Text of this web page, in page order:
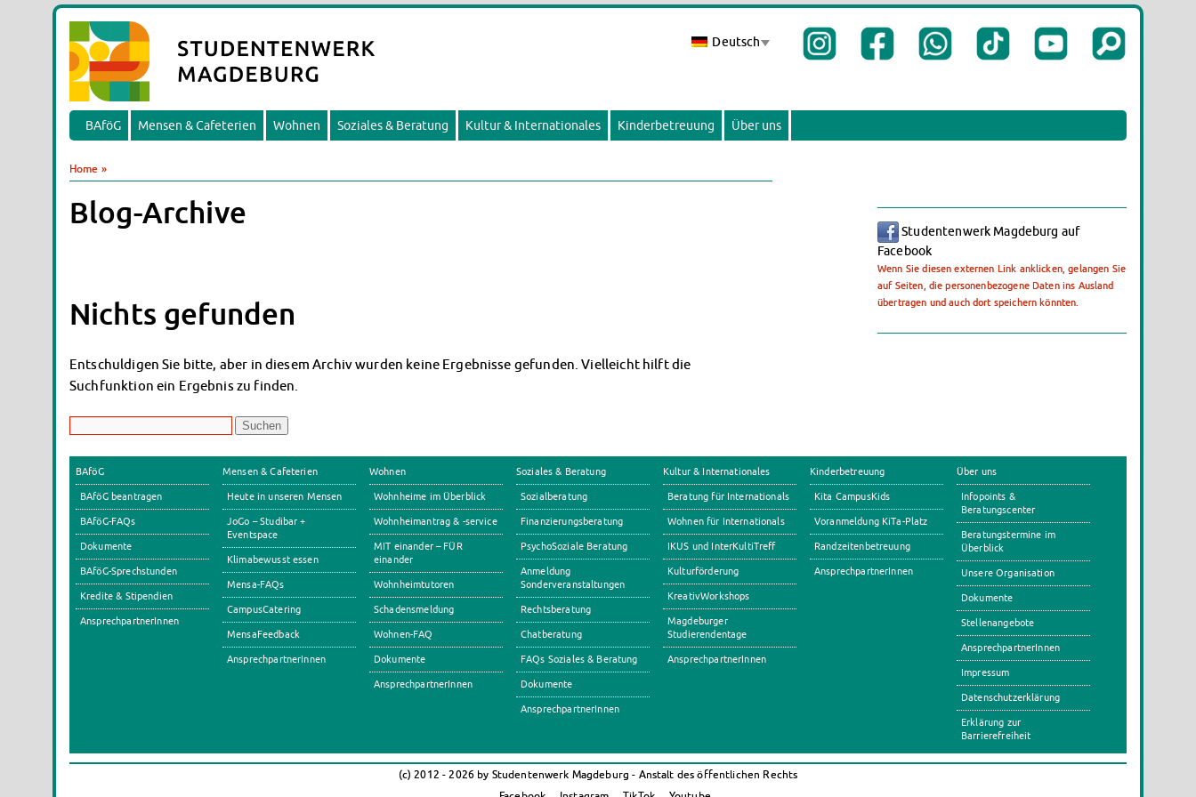
Deutsch
BAföG Mensen & Cafeterien Wohnen Soziales & Beratung Kultur & Internationales Kinderbetreuung Über uns
Studentenwerk Magdeburg auf
Facebook
Wenn Sie diesen externen Link anklicken, gelangen Sie
auf Seiten, die personenbezogene Daten ins Ausland
übertragen und auch dort speichern könnten.
Home »
Blog-Archive
Nichts gefunden
Entschuldigen Sie bitte, aber in diesem Archiv wurden keine Ergebnisse gefunden. Vielleicht hilft die
Suchfunktion ein Ergebnis zu finden.
BAföG
BAföG beantragen
BAföG-FAQs
Dokumente
BAföG-Sprechstunden
Kredite & Stipendien
AnsprechpartnerInnen
Mensen & Cafeterien
Heute in unseren Mensen
JoGo – Studibar +
Eventspace
Klimabewusst essen
Mensa-FAQs
CampusCatering
MensaFeedback
AnsprechpartnerInnen
Wohnen
Wohnheime im Überblick
Wohnheimantrag & -service
MIT einander – FÜR
einander
Wohnheimtutoren
Schadensmeldung
Wohnen-FAQ
Dokumente
AnsprechpartnerInnen
Soziales & Beratung
Sozialberatung
Finanzierungsberatung
PsychoSoziale Beratung
Anmeldung
Sonderveranstaltungen
Rechtsberatung
Chatberatung
FAQs Soziales & Beratung
Dokumente
AnsprechpartnerInnen
Kultur & Internationales
Beratung für Internationals
Wohnen für Internationals
IKUS und InterKultiTreff
Kulturförderung
KreativWorkshops
Magdeburger
Studierendentage
AnsprechpartnerInnen
Kinderbetreuung
Kita CampusKids
Voranmeldung KiTa-Platz
Randzeitenbetreuung
AnsprechpartnerInnen
Über uns
Infopoints &
Beratungscenter
Beratungstermine im
Überblick
Unsere Organisation
Dokumente
Stellenangebote
AnsprechpartnerInnen
Impressum
Datenschutzerklärung
Erklärung zur
Barrierefreiheit
(c) 2012 - 2026 by Studentenwerk Magdeburg - Anstalt des öffentlichen Rechts